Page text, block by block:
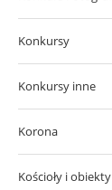
Konkursy
Konkursy inne
Korona
Kościoły i